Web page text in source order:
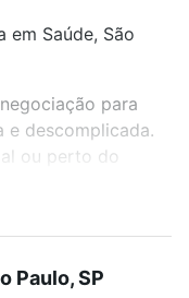
em Saúde, São
para
e descomplicada.
ou perto do
Saúde, São
Agende uma
mais de 46
Paulo, SP